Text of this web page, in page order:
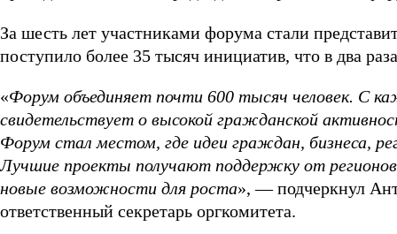
За шесть лет участниками форума стали
поступило более 35 тысяч инициатив, что в два
«Форум объединяет почти 600 тысяч человек. С
свидетельствует о высокой гражданской
Форум стал местом, где идеи граждан, бизнеса,
Лучшие проекты получают поддержку от
новые возможности для роста», — подчеркнул
ответственный секретарь оргкомитета.